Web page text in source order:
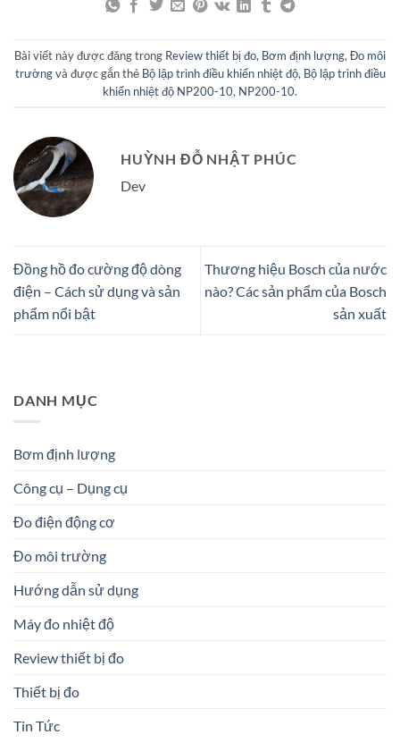
Bài viết này được đăng trong Review thiết bị đo, Bơm định lượng, Đo môi
trườngvà được gắn thẻ Bộ lập trình điều khiển nhiệt độ, Bộ lập trình điều
khiển nhiệt độ NP200-10, NP200-10.
HUỲNH ĐỖ NHẬT PHÚC
Dev
Đồng hồ đo cường độ dòng
điện – Cách sử dụng và sản
phẩm nổi bật
Thương hiệu Bosch của nước
nào? Các sản phẩm của Bosch
sản xuất
DANH MỤC
Bơm định lượng
Công cụ – Dụng cụ
Đo điện động cơ
Đo môi trường
Hướng dẫn sử dụng
Máy đo nhiệt độ
Review thiết bị đo
Thiết bị đo
Tin Tức